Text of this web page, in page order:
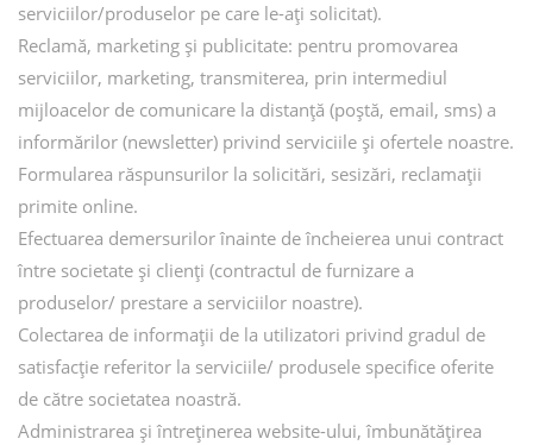
serviciilor/produselor pe care le-ați solicitat).
Reclamă, marketing și publicitate: pentru promovarea
serviciilor, marketing, transmiterea, prin intermediul
mijloacelor de comunicare la distanță (poștă, email, sms) a
informărilor (newsletter) privind serviciile și ofertele noastre.
Formularea răspunsurilor la solicitări, sesizări, reclamații
primite online.
Efectuarea demersurilor înainte de încheierea unui contract
între societate și clienți (contractul de furnizare a
produselor/ prestare a serviciilor noastre).
Colectarea de informații de la utilizatori privind gradul de
satisfacție referitor la serviciile/ produsele specifice oferite
de către societatea noastră.
Administrarea și întreținerea website-ului, îmbunătățirea